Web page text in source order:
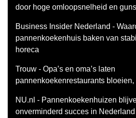
door hoge omloopsnelheid en
Business Insider Nederland -
pannenkoekenhuis baken van
horeca
Trouw - Opa’s en oma’s laten
pannenkoekenrestaurants
NU.nl - Pannenkoekenhuizen
onverminderd succes in Nederland